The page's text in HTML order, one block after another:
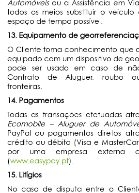
Automóveisou a Assistência em
todos os meios substituir o
espaço de tempo possível.
13. Equipamento de
O Cliente toma conhecimento que
equipado com um dispositivo de
pode ser usado em caso de
Contrato de Aluguer, roubo
fronteiras.
14. Pagamentos
Todas as transações efetuadas
Ecomobile – Aluguer de
PayPal ou pagamentos diretos
crédito ou débito (Visa e
por uma empresa externa
(www.easypay.pt).
15. Litígios
No caso de disputa entre o